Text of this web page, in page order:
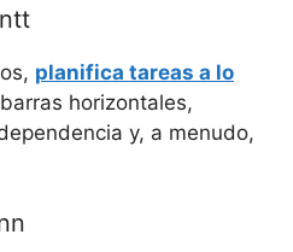
planifica tareas a lo
horizontales,
y, a menudo,